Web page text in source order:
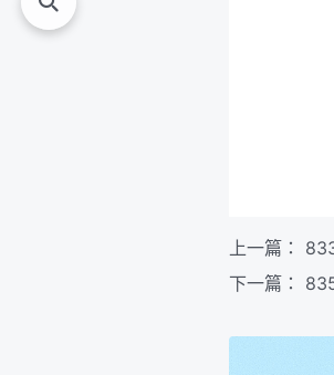
上一篇：
下一篇：